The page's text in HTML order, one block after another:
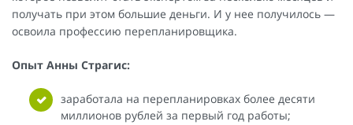
получать при этом большие деньги. И у нее получилось —
освоила профессию перепланировщика.
Опыт Анны Страгис:
заработала на перепланировках более десяти
миллионов рублей за первый год работы;